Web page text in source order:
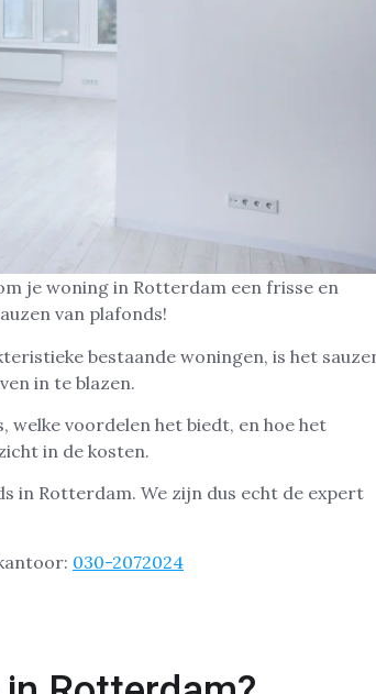
je woning in Rotterdam een frisse en
van plafonds!
bestaande woningen, is het
in te blazen.
welke voordelen het biedt, en hoe het
in de kosten.
in Rotterdam. We zijn dus echt de expert
030-2072024